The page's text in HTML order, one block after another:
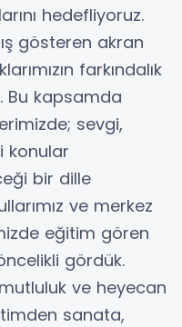
hedefliyoruz.
gösteren akran
farkındalık
Bu kapsamda
sevgi,
konular
bir dille
ve merkez
eğitim gören
gördük.
ve heyecan
sanata,